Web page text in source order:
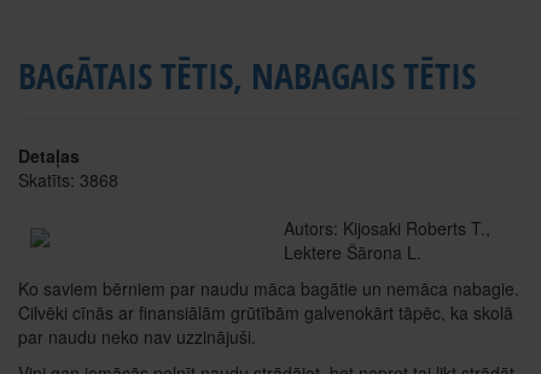
BAGĀTAIS TĒTIS, NABAGAIS TĒTIS
Detaļas
Skatīts: 3868
Autors: Kijosaki Roberts T.,
Lektere Šārona L.
Ko saviem bērniem par naudu māca bagātie un nemāca nabagie.
Cilvēki cīnās ar finansiālām grūtībām galvenokārt tāpēc, ka skolā
par naudu neko nav uzzinājuši.